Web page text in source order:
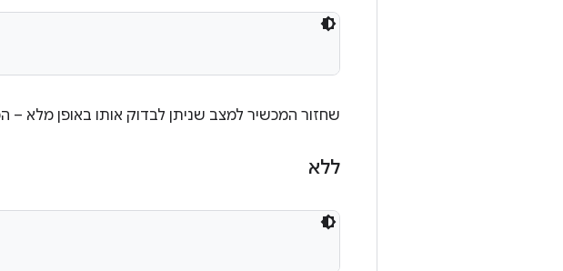
שחזור המכשיר למצב שניתן לבדוק אותו באופן מלא –
ללא